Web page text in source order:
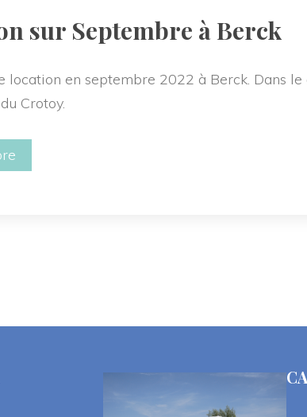
sur Septembre à Berck
location en septembre 2022 à Berck. Dans
Crotoy.